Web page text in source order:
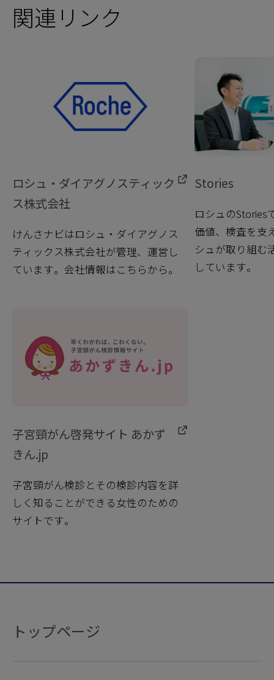
関連リンク
ロシュ・ダイアグノスティック
ス株式会社
けんさナビはロシュ・ダイアグノス
ティックス株式会社が管理、運営し
ています。会社情報はこちらから。
Stories
ロシュのStories
価値、検査を支
シュが取り組む
しています。
子宮頸がん啓発サイト あかず
きん.jp
子宮頸がん検診とその検診内容を詳
しく知ることができる女性のための
サイトです。
トップページ